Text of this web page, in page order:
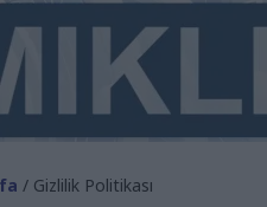
/ Gizlilik Politikası